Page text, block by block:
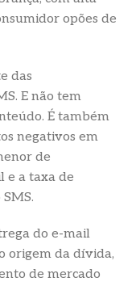
opões de
das
E não tem
É também
negativos em
de
e a taxa de
do e-mail
origem da dívida,
de mercado